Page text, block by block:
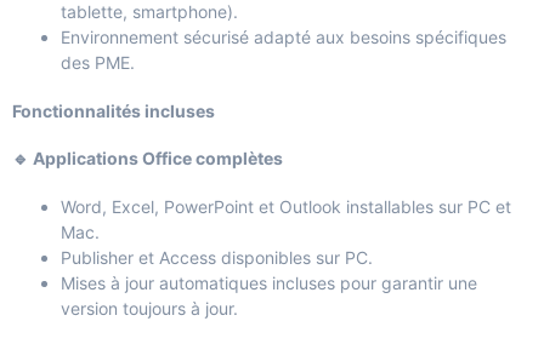
tablette, smartphone).
Environnement sécurisé adapté aux besoins spécifiques
des PME.
Fonctionnalités incluses
🔹 Applications Office complètes
Word, Excel, PowerPoint et Outlook installables sur PC et
Mac.
Publisher et Access disponibles sur PC.
Mises à jour automatiques incluses pour garantir une
version toujours à jour.